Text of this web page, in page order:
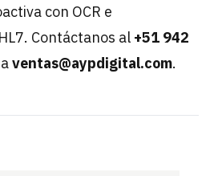
con OCR e
Contáctanos al +51 942
ventas@aypdigital.com.